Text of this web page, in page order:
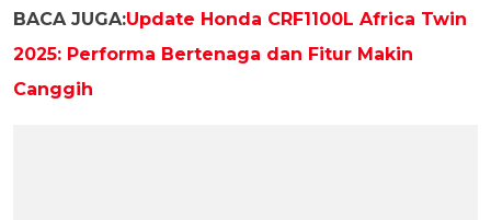
BACA JUGA:Update Honda CRF1100L Africa Twin
2025: Performa Bertenaga dan Fitur Makin
Canggih